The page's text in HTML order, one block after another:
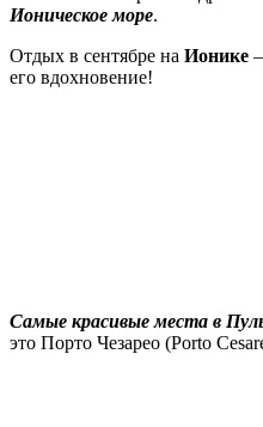
Ионическое море.
Отдых в сентябре на Ионике
его вдохновение!
Самые красивые места в
это Порто Чезарео (Porto